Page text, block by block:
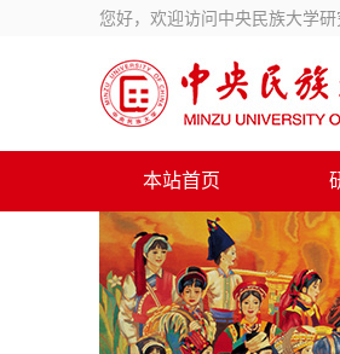
您好，欢迎访问中央民族大学研
本站首页